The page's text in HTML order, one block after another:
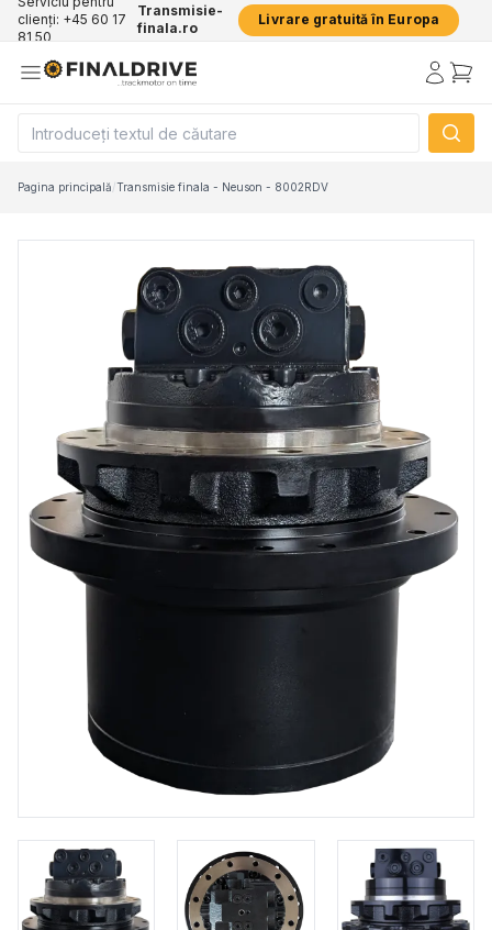
clienți: +45 60 17
81 50
Transmisie-
finala.ro
Livrare gratuită în Europa
Pagina principală/Transmisie finala - Neuson - 8002RDV